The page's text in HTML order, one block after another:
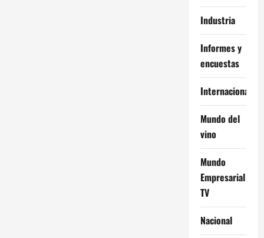
Industria
Informes y
encuestas
Internacional
Mundo del
vino
Mundo
Empresarial
TV
Nacional